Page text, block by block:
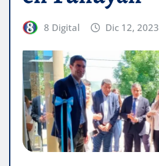
8 Digital Dic 12, 2023